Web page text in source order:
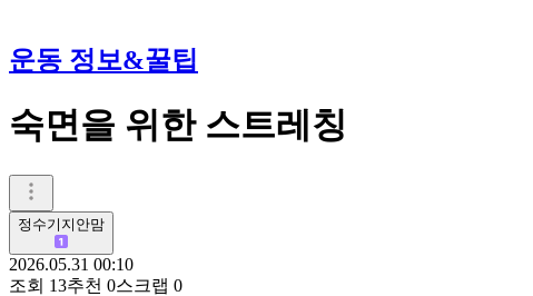
운동 정보&꿀팁
숙면을 위한 스트레칭
정수기지안맘
2026.05.31 00:10
조회 13추천 0스크랩 0